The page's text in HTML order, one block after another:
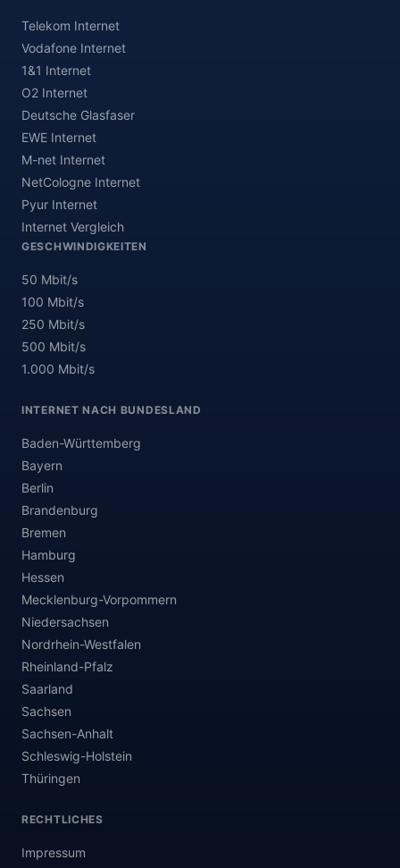
Telekom Internet
Vodafone Internet
1&1 Internet
O2 Internet
Deutsche Glasfaser
EWE Internet
M-net Internet
NetCologne Internet
Pyur Internet
Internet Vergleich
GESCHWINDIGKEITEN
50 Mbit/s
100 Mbit/s
250 Mbit/s
500 Mbit/s
1.000 Mbit/s
INTERNET NACH BUNDESLAND
Baden-Württemberg
Bayern
Berlin
Brandenburg
Bremen
Hamburg
Hessen
Mecklenburg-Vorpommern
Niedersachsen
Nordrhein-Westfalen
Rheinland-Pfalz
Saarland
Sachsen
Sachsen-Anhalt
Schleswig-Holstein
Thüringen
RECHTLICHES
Impressum